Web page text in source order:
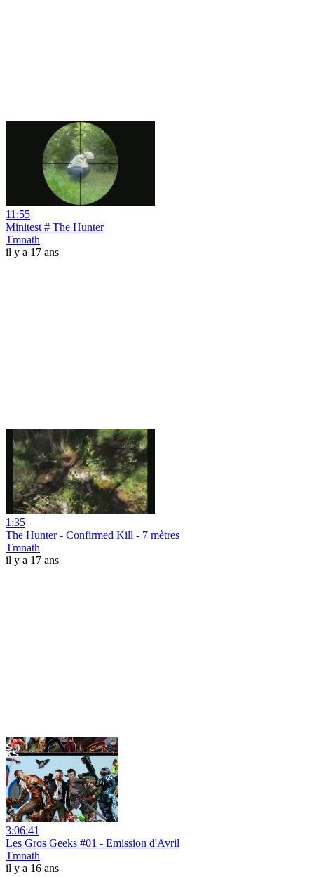
11:55
Minitest # The Hunter
Tmnath
il y a 17 ans
1:35
The Hunter - Confirmed Kill - 7 mètres
Tmnath
il y a 17 ans
3:06:41
Les Gros Geeks #01 - Emission d'Avril
Tmnath
il y a 16 ans